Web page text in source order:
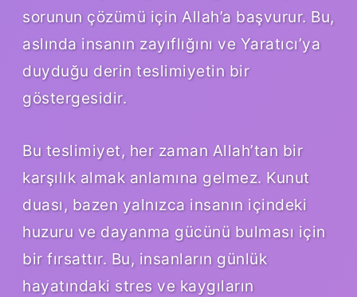
sorunun çözümü için Allah’a başvurur. Bu,
aslında insanın zayıflığını ve Yaratıcı’ya
duyduğu derin teslimiyetin bir
göstergesidir.
Bu teslimiyet, her zaman Allah’tan bir
karşılık almak anlamına gelmez. Kunut
duası, bazen yalnızca insanın içindeki
huzuru ve dayanma gücünü bulması için
bir fırsattır. Bu, insanların günlük
hayatındaki stres ve kaygıların